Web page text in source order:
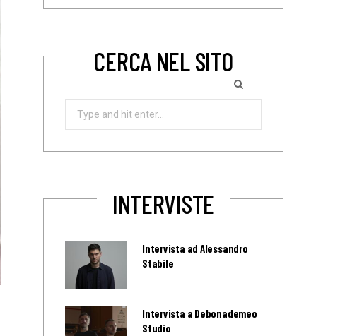
CERCA NEL SITO
Search
INTERVISTE
Intervista ad Alessandro
Stabile
Intervista a Debonademeo
Studio